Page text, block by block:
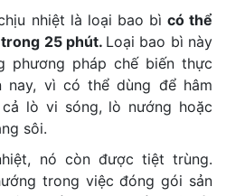
nhiệt là loại bao bì có thể
25 phút. Loại bao bì này
phương pháp chế biến thực
nay, vì có thể dùng để hâm
lò vi sóng, lò nướng hoặc
sôi.
nó còn được tiệt trùng.
trong việc đóng gói sản